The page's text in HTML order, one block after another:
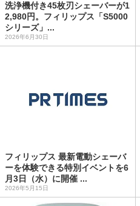
洗浄機付き45枚刃シェーバーが1
2,980円。フィリップス「S5000
シリーズ」...
2026年6月30日
フィリップス 最新電動シェーバ
ーを体験できる特別イベントを6
月3日（水）に開催 ...
2026年5月15日